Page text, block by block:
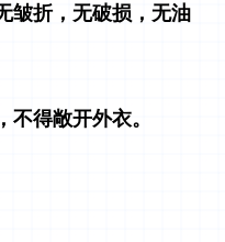
皱折，无破损，无油
不得敞开外衣。